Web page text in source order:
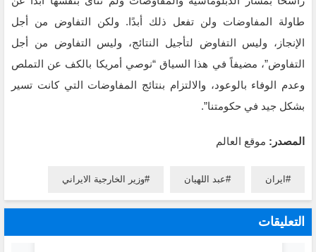
طاولة المفاوضات ولن تفعل ذلك أبدًا. ولكن التفاوض من أجل
الإنجاز، وليس التفاوض لتأجيل النتائج، وليس التفاوض من أجل
التفاوض”، مضيفاً في هذا السياق “نوصي أمريكا بالكف عن التملص
وعدم الوفاء بالوعود، والالتزام بنتائج المفاوضات التي كانت تسير
بشكل جيد في حكومتنا”.
المصدر: موقع العالم
ايران عبد اللهيان وزير الخارجية الايراني
التعليقات